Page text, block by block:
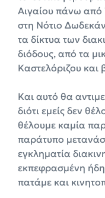
Αιγαίου πάνω
στη Νότιο
τα δίκτυα των
διόδους, από τα
Καστελόριζου και
Και αυτό θα
διότι εμείς δεν
θέλουμε καμία
παράτυπο
εγκληματία
εκπεφρασμένη
πατάμε και